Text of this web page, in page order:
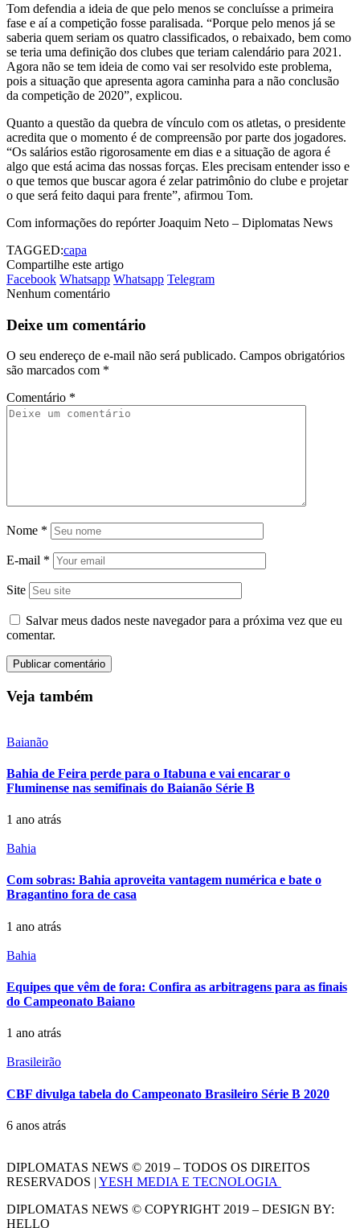
Tom defendia a ideia de que pelo menos se concluísse a primeira
fase e aí a competição fosse paralisada. “Porque pelo menos já se
saberia quem seriam os quatro classificados, o rebaixado, bem como
se teria uma definição dos clubes que teriam calendário para 2021.
Agora não se tem ideia de como vai ser resolvido este problema,
pois a situação que apresenta agora caminha para a não conclusão
da competição de 2020”, explicou.
Quanto a questão da quebra de vínculo com os atletas, o presidente
acredita que o momento é de compreensão por parte dos jogadores.
“Os salários estão rigorosamente em dias e a situação de agora é
algo que está acima das nossas forças. Eles precisam entender isso e
o que temos que buscar agora é zelar patrimônio do clube e projetar
o que será feito daqui para frente”, afirmou Tom.
Com informações do repórter Joaquim Neto – Diplomatas News
TAGGED:capa
Compartilhe este artigo
Facebook Whatsapp Whatsapp Telegram
Nenhum comentário
Deixe um comentário
O seu endereço de e-mail não será publicado. Campos obrigatórios
são marcados com *
Comentário *
Nome *
E-mail *
Site
Salvar meus dados neste navegador para a próxima vez que eu
comentar.
Veja também
Baianão
Bahia de Feira perde para o Itabuna e vai encarar o
Fluminense nas semifinais do Baianão Série B
1 ano atrás
Bahia
Com sobras: Bahia aproveita vantagem numérica e bate o
Bragantino fora de casa
1 ano atrás
Bahia
Equipes que vêm de fora: Confira as arbitragens para as finais
do Campeonato Baiano
1 ano atrás
Brasileirão
CBF divulga tabela do Campeonato Brasileiro Série B 2020
6 anos atrás
DIPLOMATAS NEWS © 2019 – TODOS OS DIREITOS
RESERVADOS | YESH MEDIA E TECNOLOGIA
DIPLOMATAS NEWS © COPYRIGHT 2019 – DESIGN BY:
HELLO